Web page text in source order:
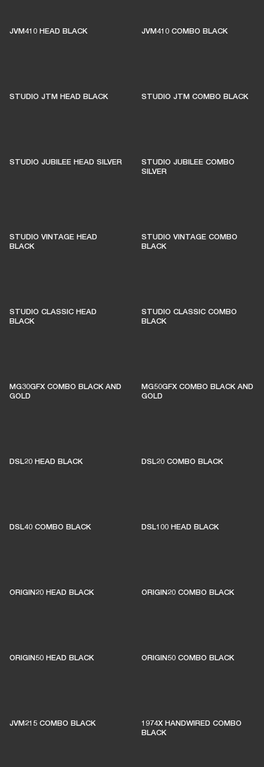
JVM410 HEAD BLACK
JVM410 COMBO BLACK
STUDIO JTM HEAD BLACK STUDIO JTM COMBO BLACK
STUDIO JUBILEE HEAD SILVER
STUDIO JUBILEE COMBO
SILVER
STUDIO VINTAGE HEAD
BLACK
STUDIO VINTAGE COMBO
BLACK
STUDIO CLASSIC HEAD
BLACK
STUDIO CLASSIC COMBO
BLACK
MG30GFX COMBO BLACK AND
GOLD
MG50GFX COMBO BLACK AND
GOLD
DSL20 HEAD BLACK DSL20 COMBO BLACK
DSL40 COMBO BLACK DSL100 HEAD BLACK
ORIGIN20 HEAD BLACK ORIGIN20 COMBO BLACK
ORIGIN50 HEAD BLACK ORIGIN50 COMBO BLACK
JVM215 COMBO BLACK
1974X HANDWIRED COMBO
BLACK